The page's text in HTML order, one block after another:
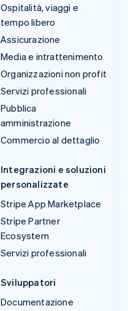
Ospitalità, viaggi e
tempo libero
Assicurazione
Media e intrattenimento
Organizzazioni non profit
Servizi professionali
Pubblica
amministrazione
Commercio al dettaglio
Integrazioni e soluzioni
personalizzate
Stripe App Marketplace
Stripe Partner
Ecosystem
Servizi professionali
Sviluppatori
Documentazione